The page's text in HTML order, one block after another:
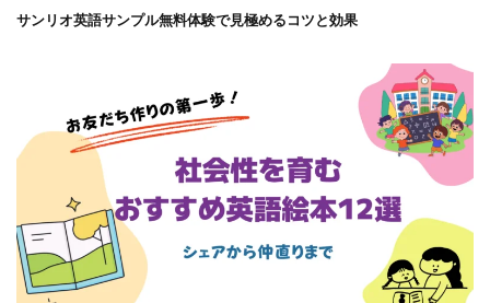
サンリオ英語サンプル無料体験で見極めるコツと効果